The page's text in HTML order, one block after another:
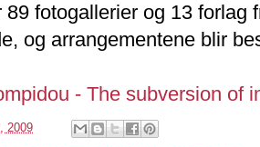
89 fotogallerier og 13 forlag
og arrangementene blir
- The subversion of
2009